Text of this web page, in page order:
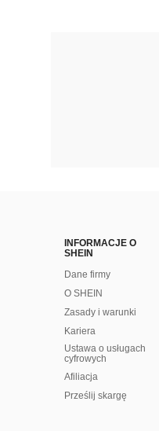
INFORMACJE O
SHEIN
Dane firmy
O SHEIN
Zasady i warunki
Kariera
Ustawa o usługach
cyfrowych
Afiliacja
Prześlij skargę